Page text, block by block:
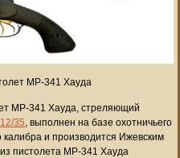
МР-341 Хауда
МР-341 Хауда, стреляющий
12/35 , выполнен на базе охотничьего
калибра и производится Ижевским
пистолета МР-341 Хауда